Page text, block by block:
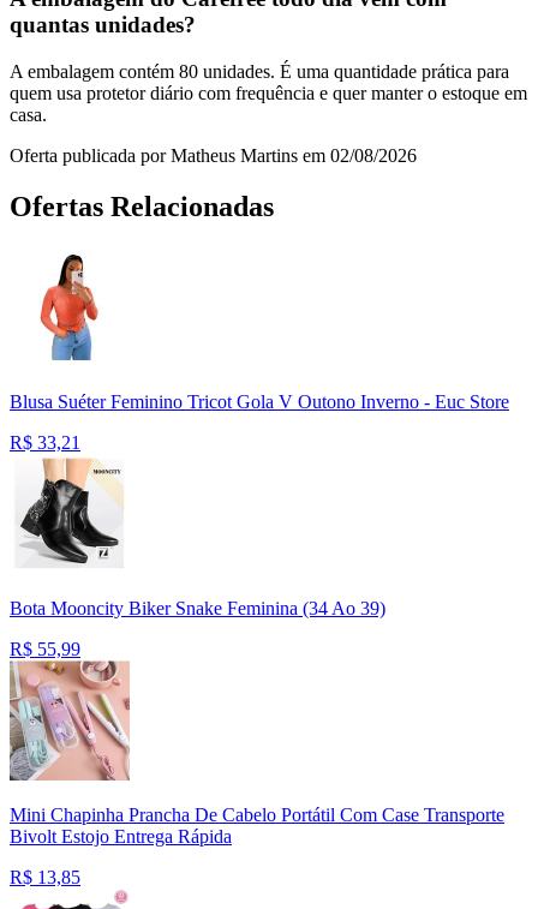
quantas unidades?
A embalagem contém 80 unidades. É uma quantidade prática para
quem usa protetor diário com frequência e quer manter o estoque em
casa.
Oferta publicada por Matheus Martins em 02/08/2026
Ofertas Relacionadas
Blusa Suéter Feminino Tricot Gola V Outono Inverno - Euc Store
R$ 33,21
Bota Mooncity Biker Snake Feminina (34 Ao 39)
R$ 55,99
Mini Chapinha Prancha De Cabelo Portátil Com Case Transporte
Bivolt Estojo Entrega Rápida
R$ 13,85